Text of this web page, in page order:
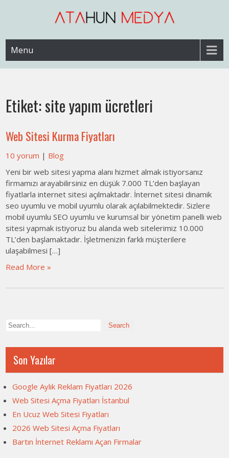
Web Sitesi Açma, İnternet Sitesi
Fiyatları
Menu
Etiket:site yapım ücretleri
Web Sitesi Kurma Fiyatları
10 yorum | Blog
Yeni bir web sitesi yapma alanı hizmet almak istiyorsanız
firmamızı arayabilirsiniz en düşük 7.000 TL’den başlayan
fiyatlarla internet sitesi açılmaktadır. İnternet sitesi dinamik
seo uyumlu ve mobil uyumlu olarak açılabilmektedir. Sizlere
mobil uyumlu SEO uyumlu ve kurumsal bir yönetim panelli web
sitesi yapmak istiyoruz bu alanda web sitelerimiz 10.000
TL’den başlamaktadır. İşletmenizin farklı müşterilere
ulaşabilmesi […]
Read More »
Son Yazılar
Google Aylık Reklam Fiyatları 2026
Web Sitesi Açma Fiyatları İstanbul
En Ucuz Web Sitesi Fiyatları
2026 Web Sitesi Açma Fiyatları
Bartın İnternet Reklamı Açan Firmalar